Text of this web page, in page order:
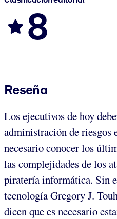
8
Reseña
Los ejecutivos de hoy
administración de riesgos
necesario conocer los
las complejidades de los
piratería informática. Sin
tecnología Gregory J.
dicen que es necesario